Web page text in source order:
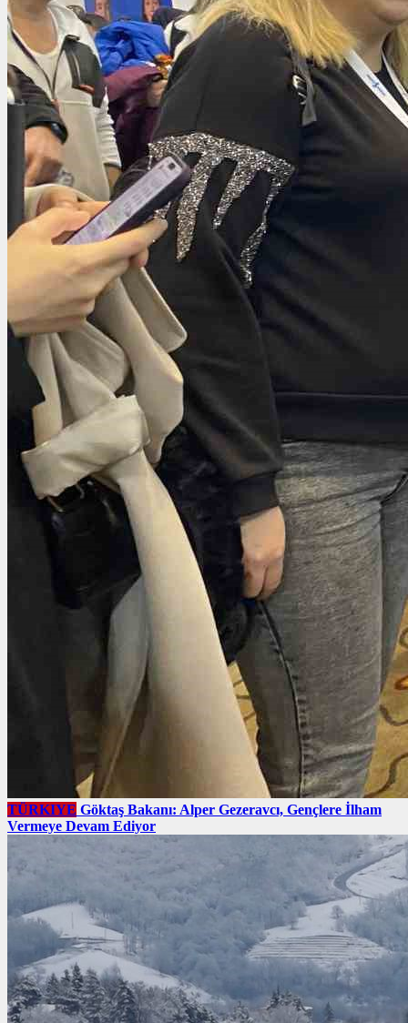
TÜRKIYE Göktaş Bakanı: Alper Gezeravcı, Gençlere İlham
Vermeye Devam Ediyor